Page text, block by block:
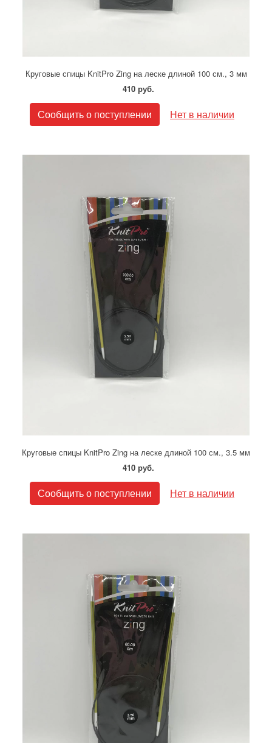
Круговые спицы KnitPro Zing на леске длиной 100 см., 3 мм
410 руб.
Сообщить о поступлении Нет в наличии
Круговые спицы KnitPro Zing на леске длиной 100 см., 3.5 мм
410 руб.
Сообщить о поступлении Нет в наличии